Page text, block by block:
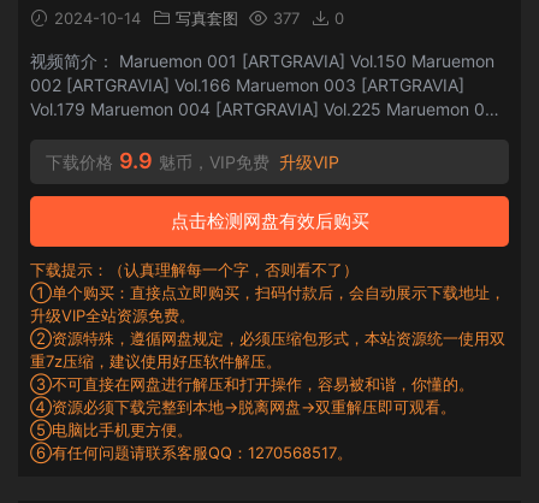
2024-10-14 写真套图 377 0
视频简介： Maruemon 001 [ARTGRAVIA] Vol.150 Maruemon
002 [ARTGRAVIA] Vol.166 Maruemon 003 [ARTGRAVIA]
Vol.179 Maruemon 004 [ARTGRAVIA] Vol.225 Maruemon 005
Blood Rose (DoA) Mar...
下载价格 9.9 魅币，VIP免费 升级VIP
点击检测网盘有效后购买
下载提示：（认真理解每一个字，否则看不了）
①单个购买：直接点立即购买，扫码付款后，会自动展示下载地址，
升级VIP全站资源免费。
②资源特殊，遵循网盘规定，必须压缩包形式，本站资源统一使用双
重7z压缩，建议使用好压软件解压。
③不可直接在网盘进行解压和打开操作，容易被和谐，你懂的。
④资源必须下载完整到本地→脱离网盘→双重解压即可观看。
⑤电脑比手机更方便。
⑥有任何问题请联系客服QQ：1270568517。